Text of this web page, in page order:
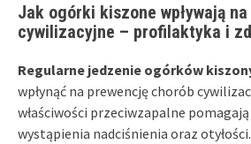
Jak ogórki kiszone wpływają
cywilizacyjne – profilaktyka i
Regularne jedzenie ogórków
wpłynąć na prewencję chorób
właściwości przeciwzapalne
wystąpienia nadciśnienia oraz otyłości.